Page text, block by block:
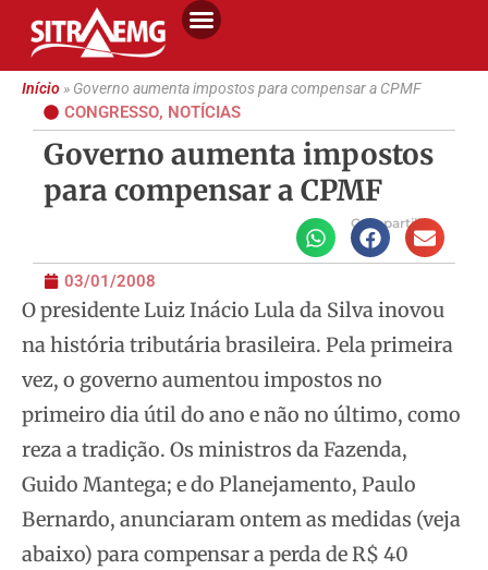
Início» Governo aumenta impostos para compensar a CPMF
CONGRESSO, NOTÍCIAS
Governo aumenta impostos
para compensar a CPMF
Compartilhe
03/01/2008
O presidente Luiz Inácio Lula da Silva inovou
na história tributária brasileira. Pela primeira
vez, o governo aumentou impostos no
primeiro dia útil do ano enão no último, como
reza a tradição. Os ministros da Fazenda,
Guido Mantega; e do Planejamento, Paulo
Bernardo, anunciaram ontem as medidas (veja
abaixo) para compensar a perda de R$ 40